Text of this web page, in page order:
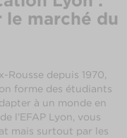
marché du
depuis 1970,
forme des étudiants
à un monde en
l’EFAP Lyon, vous
mais surtout par les